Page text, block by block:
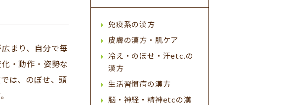
まり、自分で毎
・動作・姿勢な
は、のぼせ、頭
免疫系の漢方
皮膚の漢方・肌ケア
冷え・のぼせ・汗etc.の
漢方
生活習慣病の漢方
脳・神経・精神etcの漢